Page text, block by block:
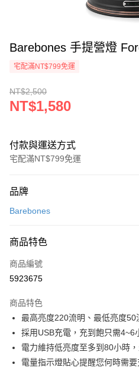
宅配滿NT$799免運
NT$2,500
NT$1,580
付款與運送方式
宅配滿NT$799免運
信用卡一次付款
Apple Pay
街口支付
Google Pay
全盈+PAY
大哥付你分期
相關說明
品牌
Barebones
商品特色
商品編號
5923675
商品特色
最高亮度220流明、最低亮度50
採用USB充電，充到飽只需4~6
電力維持低亮度至多到80小時
電量指示燈貼心提醒您何時需要